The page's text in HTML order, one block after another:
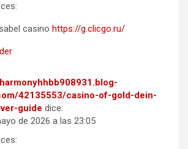
casino https://g.clicgo.ru/
42135553/casino-of-gold-dein-
guide dice:
de 2026 a las 23:05